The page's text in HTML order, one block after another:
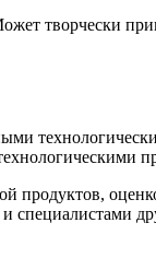
творчески
специалистами